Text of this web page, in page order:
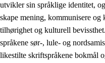
utvikler sin språklige identitet,
skape mening, kommunisere
tilhørighet og kulturell
språkene sør-, lule- og
likestilte skriftspråkene bokmål